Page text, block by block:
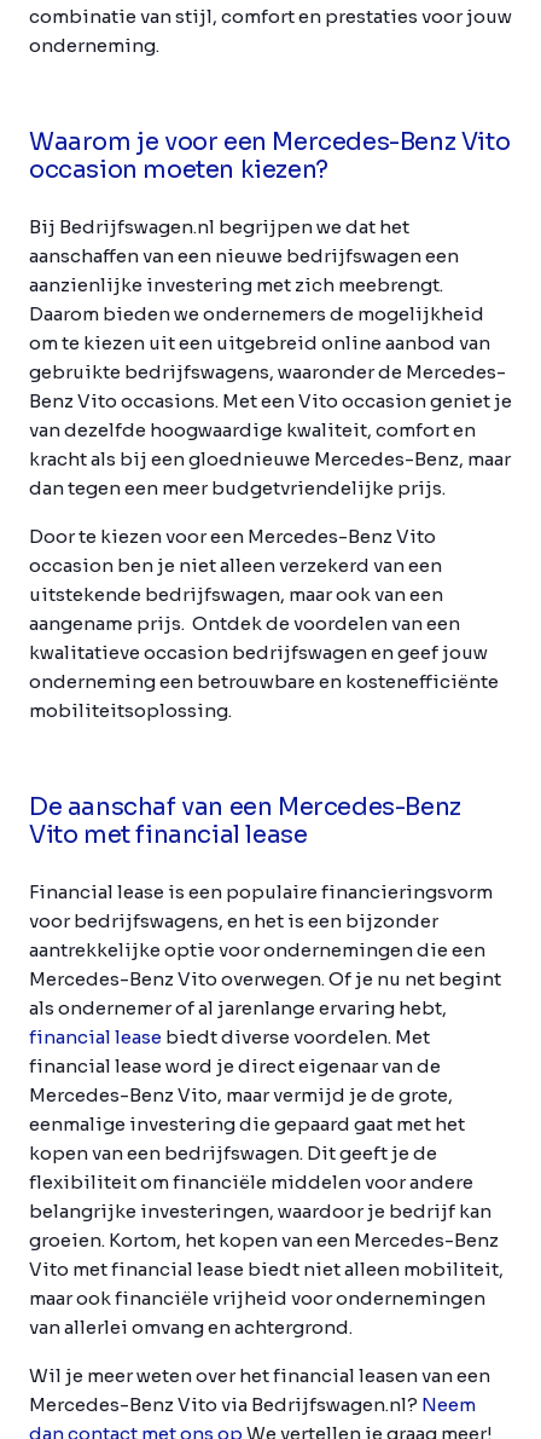
combinatie van stijl, comfort en prestaties voor jouw
onderneming.
Waarom je voor een Mercedes-Benz Vito
occasion moeten kiezen?
Bij Bedrijfswagen.nl begrijpen we dat het
aanschaffen van een nieuwe bedrijfswagen een
aanzienlijke investering met zich meebrengt.
Daarom bieden we ondernemers de mogelijkheid
om te kiezen uit een uitgebreid online aanbod van
gebruikte bedrijfswagens, waaronder de Mercedes-
Benz Vito occasions. Met een Vito occasion geniet je
van dezelfde hoogwaardige kwaliteit, comfort en
kracht als bij een gloednieuwe Mercedes-Benz, maar
dan tegen een meer budgetvriendelijke prijs.
Door te kiezen voor een Mercedes-Benz Vito
occasion ben je niet alleen verzekerd van een
uitstekende bedrijfswagen, maar ook van een
aangename prijs. Ontdek de voordelen van een
kwalitatieve occasion bedrijfswagen en geef jouw
onderneming een betrouwbare en kostenefficiënte
mobiliteitsoplossing.
De aanschaf van een Mercedes-Benz
Vito met financial lease
Financial lease is een populaire financieringsvorm
voor bedrijfswagens, en het is een bijzonder
aantrekkelijke optie voor ondernemingen die een
Mercedes-Benz Vito overwegen. Of je nu net begint
als ondernemer of al jarenlange ervaring hebt,
financial lease biedt diverse voordelen. Met
financial lease word je direct eigenaar van de
Mercedes-Benz Vito, maar vermijd je de grote,
eenmalige investering die gepaard gaat met het
kopen van een bedrijfswagen. Dit geeft je de
flexibiliteit om financiële middelen voor andere
belangrijke investeringen, waardoor je bedrijf kan
groeien. Kortom, het kopen van een Mercedes-Benz
Vito met financial lease biedt niet alleen mobiliteit,
maar ook financiële vrijheid voor ondernemingen
van allerlei omvang en achtergrond.
Wil je meer weten over het financial leasen van een
Mercedes-Benz Vito via Bedrijfswagen.nl? Neem
dan contact met ons op We vertellen je graag meer!